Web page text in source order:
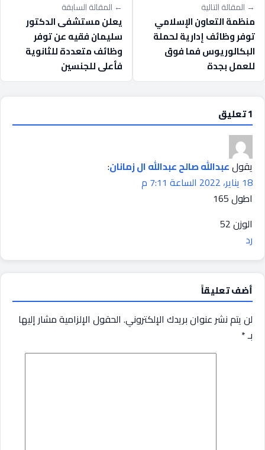
→ المقالة التالية
منظمة التعاون الإسلامي
توفر وظائف إدارية لحملة
البكالوريوس فما فوق
للعمل بجدة
← المقالة السابقة
يعلن مستشفى الدكتور
سليمان فقيه عن توفر
وظائف متعددة للثانوية
فأعلى للجنسين
1 تعليق
يقولعبدالله صالح عبدالله ال زمانان:
18 يناير، 2022 الساعة 7:11 م
اطول 165
الوزن 52
رد
أضف تعليقاً
لن يتم نشر عنوان بريدك الإلكتروني. الحقول الإلزامية مشار إليها
بـ*